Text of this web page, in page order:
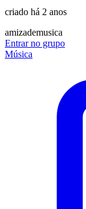
criado há 2 anos
amizademusica
Entrar no grupo
Música